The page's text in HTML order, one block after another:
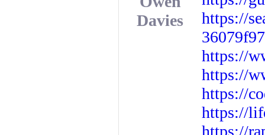
Davies
https://
https://
https://
https://
https://
https://